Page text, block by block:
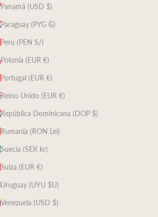
Panamá (USD $)
Paraguay (PYG ₲)
Perú (PEN S/)
Polonia (EUR €)
Portugal (EUR €)
Reino Unido (EUR €)
República Dominicana (DOP $)
Rumanía (RON Lei)
Suecia (SEK kr)
Suiza (EUR €)
Uruguay (UYU $U)
Venezuela (USD $)